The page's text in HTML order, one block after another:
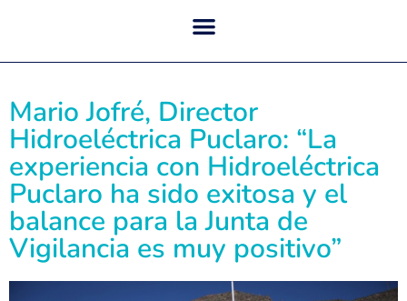
Mario Jofré, Director
Hidroeléctrica Puclaro: “La
experiencia con Hidroeléctrica
Puclaro ha sido exitosa y el
balance para la Junta de
Vigilancia es muy positivo”